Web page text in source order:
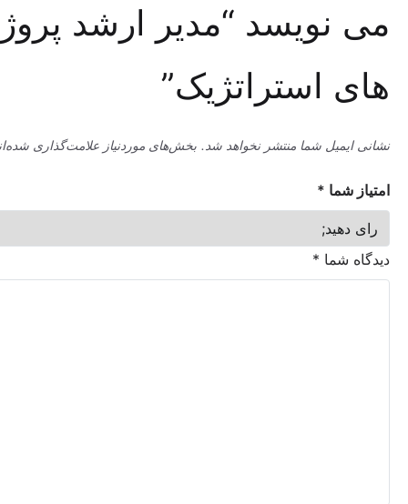
“مدیر ارشد پروژه
استراتژیک”
شما منتشر نخواهد شد. بخش‌های موردنیاز علامت‌گذاری شده‌اند*
*
*